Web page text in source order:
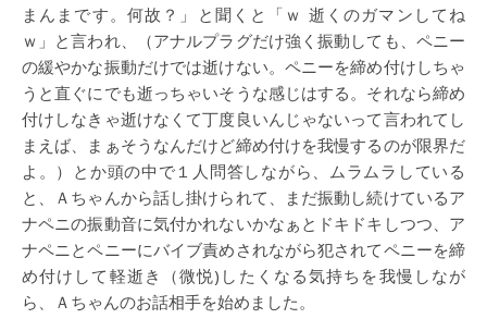
まんまです。何故？」と聞くと「ｗ 逝くのガマンしてね
ｗ」と言われ、（アナルプラグだけ強く振動しても、ペニー
の緩やかな振動だけでは逝けない。ペニーを締め付けしちゃ
うと直ぐにでも逝っちゃいそうな感じはする。それなら締め
付けしなきゃ逝けなくて丁度良いんじゃないって言われてし
まえば、まぁそうなんだけど締め付けを我慢するのが限界だ
よ。）とか頭の中で１人問答しながら、ムラムラしている
と、Ａちゃんから話し掛けられて、まだ振動し続けているア
ナペニの振動音に気付かれないかなぁとドキドキしつつ、ア
ナペニとペニーにバイブ責めされながら犯されてペニーを締
め付けして軽逝き（微悦)したくなる気持ちを我慢しなが
ら、Ａちゃんのお話相手を始めました。